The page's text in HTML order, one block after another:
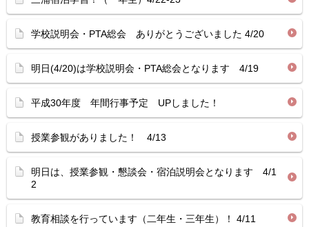
学校説明会・PTA総会 ありがとうございました 4/20
明日(4/20)は学校説明会・PTA総会となります 4/19
平成30年度 年間行事予定 UPしました！
授業参観がありました！ 4/13
明日は、授業参観・懇談会・宿泊説明会となります 4/1
2
教育相談を行っています（二年生・三年生）！ 4/11